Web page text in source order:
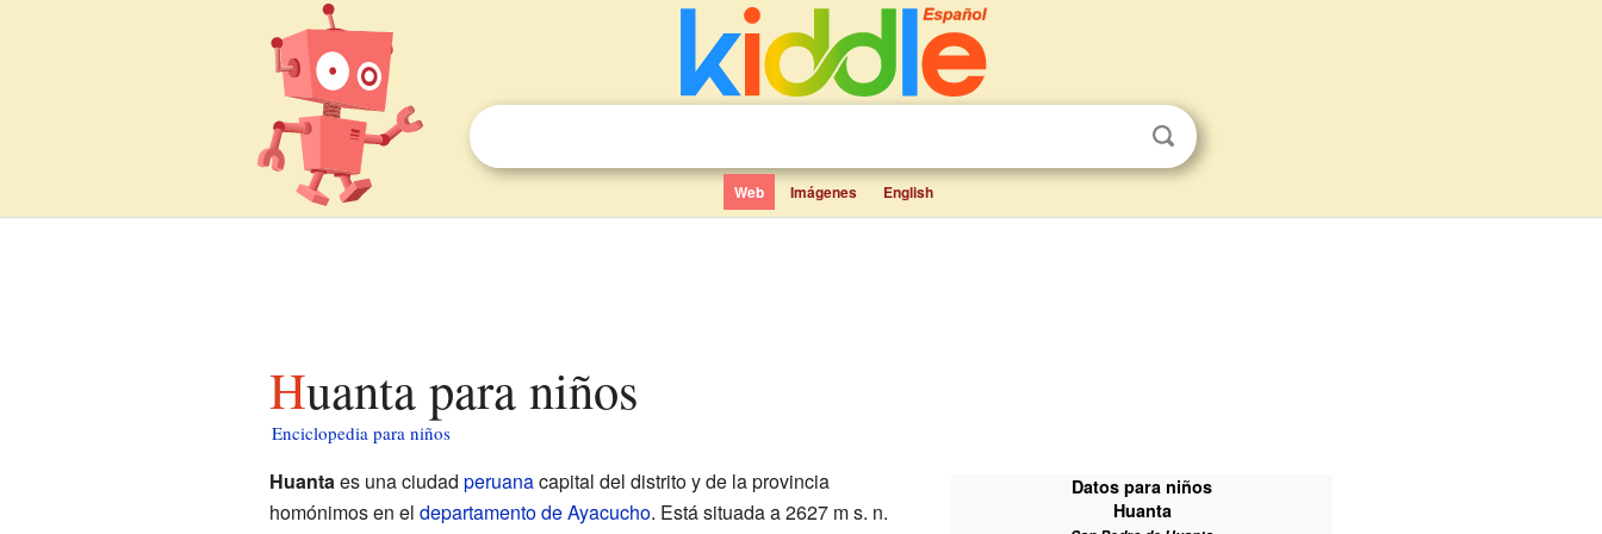
Web Imágenes English
Huanta para niños
Enciclopedia para niños
Datos para niños
Huanta
Huantaes una ciudad peruanacapital del distrito y de la provincia
homónimos en el departamento de Ayacucho. Está situada a 2627 m s. n.